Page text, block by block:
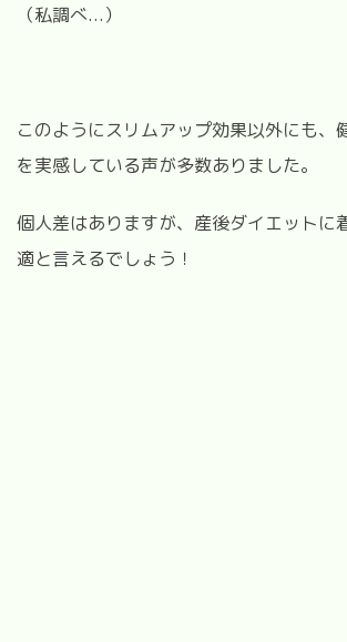
（私調べ...）
このようにスリムアップ効果以外にも、
を実感している声が多数ありました。
個人差はありますが、産後ダイエットに
適と言えるでしょう！